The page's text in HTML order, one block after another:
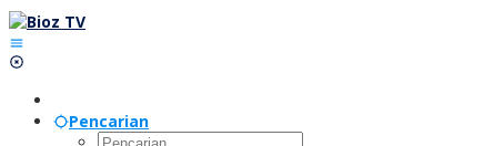
Lewati
ke
konten
Pencarian